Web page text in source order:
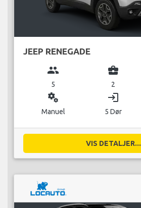
JEEP RENEGADE
group
5
business_center
2
miscellaneous_services
Manuel
login
5 Dør
VIS DETALJER...